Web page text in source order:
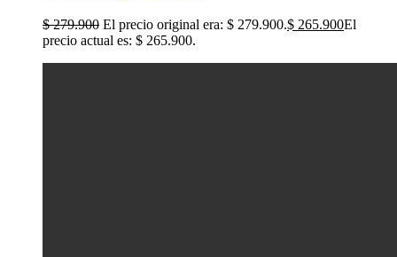
$279.900 El precio original era: $ 279.900.$ 265.900El
precio actual es: $ 265.900.